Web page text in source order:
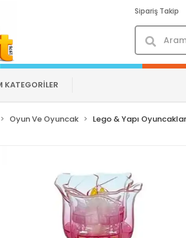
Sipariş Takip
KATEGORİLER
Oyun Ve Oyuncak Lego & Yapı